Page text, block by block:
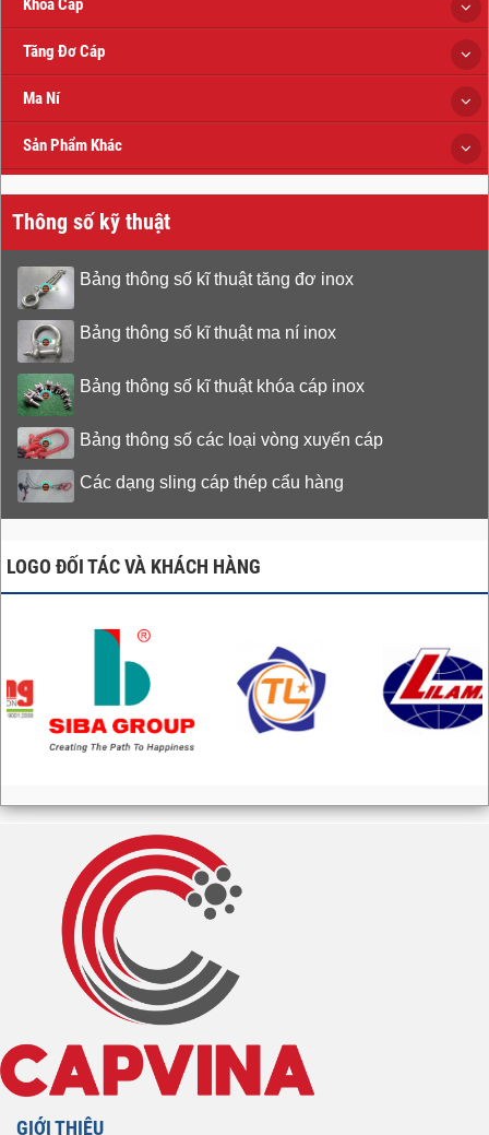
Khoá Cáp
Tăng Đơ Cáp
Ma Ní
Sản Phẩm Khác
Thông số kỹ thuật
Bảng thông số kĩ thuật tăng đơ inox
Bảng thông số kĩ thuật ma ní inox
Bảng thông số kĩ thuật khóa cáp inox
Bảng thông số các loại vòng xuyến cáp
Các dạng sling cáp thép cẩu hàng
LOGO ĐỐI TÁC VÀ KHÁCH HÀNG
GIỚI THIỆU